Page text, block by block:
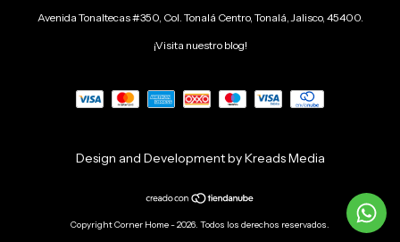
Avenida Tonaltecas #350, Col. Tonalá Centro, Tonalá, Jalisco, 45400.
¡Visita nuestro blog!
Design and Development by Kreads Media
Copyright Corner Home - 2026. Todos los derechos reservados.